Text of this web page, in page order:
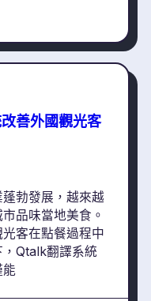
善外國觀光客
勃發展，越來越
品味當地美食。
客在點餐過程中
Qtalk翻譯系統